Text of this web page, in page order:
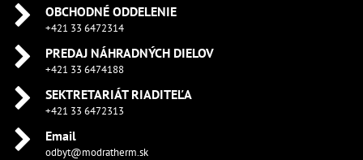
OBCHODNÉ ODDELENIE
+421 33 6472314
PREDAJ NÁHRADNÝCH DIELOV
+421 33 6474188
SEKTRETARIÁT RIADITEĽA
+421 33 6472313
Email
odbyt@modratherm.sk